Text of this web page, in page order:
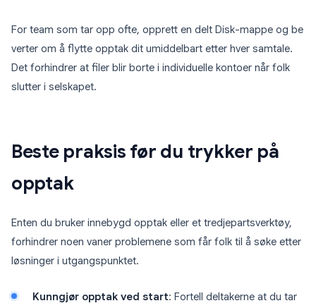
For team som tar opp ofte, opprett en delt Disk-mappe og be
verter om å flytte opptak dit umiddelbart etter hver samtale.
Det forhindrer at filer blir borte i individuelle kontoer når folk
slutter i selskapet.
Beste praksis før du trykker på
opptak
Enten du bruker innebygd opptak eller et tredjepartsverktøy,
forhindrer noen vaner problemene som får folk til å søke etter
løsninger i utgangspunktet.
Kunngjør opptak ved start: Fortell deltakerne at du tar